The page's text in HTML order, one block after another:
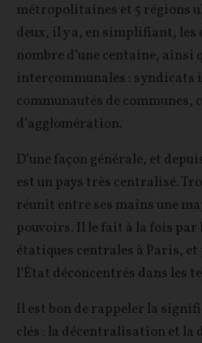
métropolitaines et 5 régions
deux, il y a, en simplifiant, les
nombre d’une centaine, ainsi
intercommunales : syndicats
communautés de communes,
d’agglomération.
D’une façon générale, et
est un pays très centralisé.
réunit entre ses mains une
pouvoirs. Il le fait à la fois
étatiques centrales à Paris, et
l’État déconcentrés dans les
Il est bon de rappeler la
clés : la décentralisation et la